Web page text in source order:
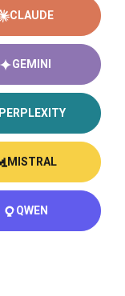
CLAUDE
GEMINI
PERPLEXITY
MISTRAL
QWEN